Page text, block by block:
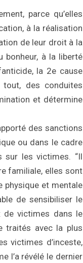
parce qu’elles
à la réalisation
de leur droit à la
bonheur, à la liberté
la 2e cause
tout, des conduites
et détermine
des sanctions
ou dans le cadre
sur les victimes. “Il
familiale, elles sont
physique et mentale
de sensibiliser le
de victimes dans le
traités avec la plus
victimes d’inceste,
l’a révélé le dernier